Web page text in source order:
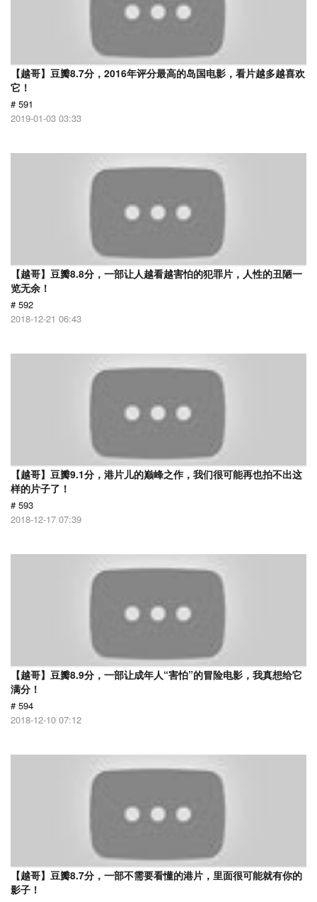
【越哥】豆瓣8.7分，2016年评分最高的岛国电影，看片越多越喜欢
它！
# 591
2019-01-03 03:33
【越哥】豆瓣8.8分，一部让人越看越害怕的犯罪片，人性的丑陋一
览无余！
# 592
2018-12-21 06:43
【越哥】豆瓣9.1分，港片儿的巅峰之作，我们很可能再也拍不出这
样的片子了！
# 593
2018-12-17 07:39
【越哥】豆瓣8.9分，一部让成年人“害怕”的冒险电影，我真想给它
满分！
# 594
2018-12-10 07:12
【越哥】豆瓣8.7分，一部不需要看懂的港片，里面很可能就有你的
影子！